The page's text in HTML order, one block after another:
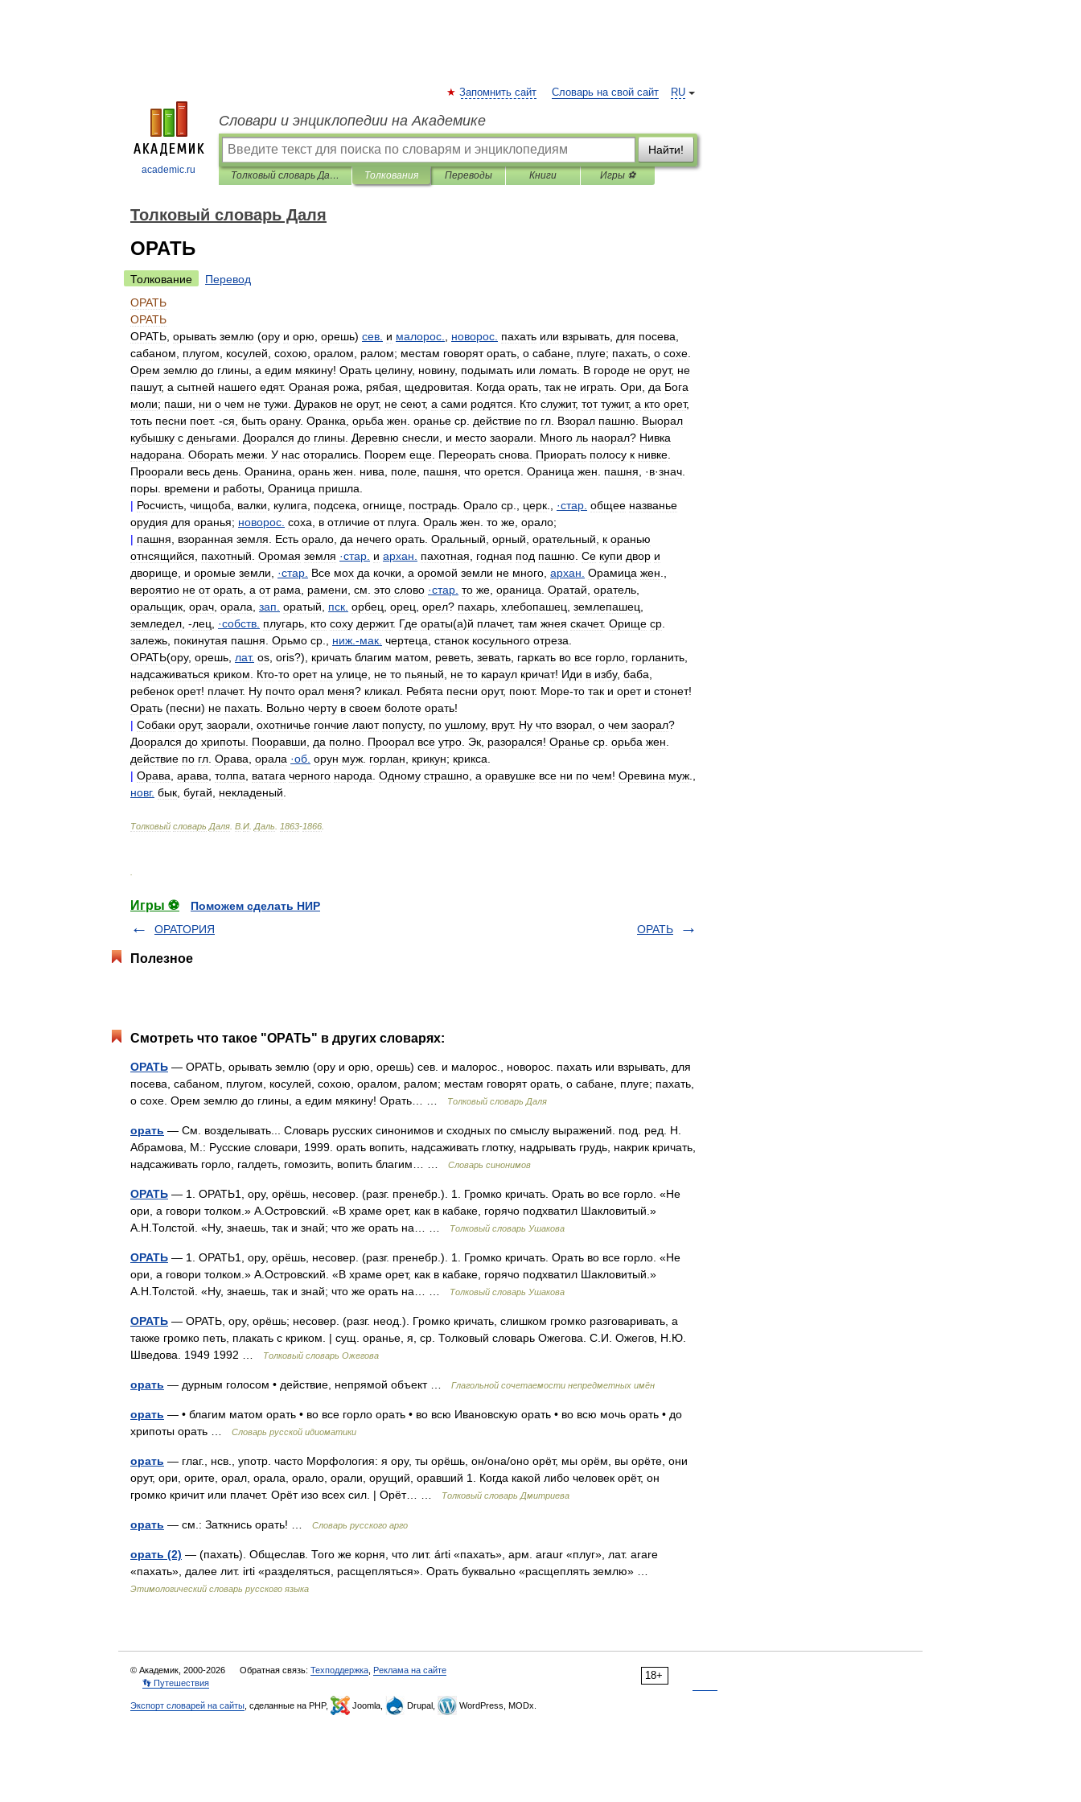
academic.ru
RU
Запомнить сайт Словарь на свой сайт
Словари и энциклопедии на Академике
Найти!
Толковый словарь Даля Толкования Переводы Книги Игры ⚽
Толковый словарь Даля
ОРАТЬ
Толкование
Перевод
ОРАТЬ
ОРАТЬ
ОРАТЬ орывать землю (ору и орю орешь) сев и малорос новорос пахать или взрывать для посева
сабаном
плугом косулей сохою оралом ралом; местам говорят орать о сабане плуге; пахать о сохе
Орем землю до глины а едим мякину! Орать целину, новину, подымать или ломать В городе не орут, не
пашут, а сытней нашего едят. Ораная рожа рябая щедровитая Когда орать так не играть Ори да Бога
моли; паши ни о чем не тужи Дураков не орут, не сеют, а сами родятся Кто служит, тот тужит, а кто орет,
тоть песни поет. -ся быть орану. Оранка орьба жен оранье ср действие по гл Взорал пашню
Выорал
кубышку с деньгами Доорался до глины Деревню снесли и место заорали Много ль наорал? Нивка
надорана Оборать межи У нас оторались Поорем еще Переорать снова Приорать полосу к нивке
Проорали весь день Оранина орань жен нива поле пашня что орется Ораница жен пашня , ·в·знач
поры времени и работы Ораница пришла
| Росчисть чищоба валки кулига подсека огнище пострадь Орало ср церк ·стар общее названье
орудия для оранья; новорос соха в отличие от плуга Ораль жен то же орало;
| пашня взоранная земля Есть орало да нечего орать Оральный орный орательный к оранью
отнсящийся
пахотный Оромая земля ·стар и архан пахотная годная под пашню Се купи двор и
дворище и оромые земли ·стар Все мох да кочки а оромой земли не много архан Орамица жен
вероятио не от орать а от рама рамени см это слово ·стар то же ораница Оратай оратель
оральщик орач орала зап оратый пск орбец орец орел? пахарь хлебопашец землепашец
земледел , -лец ·собств плугарь кто соху держит. Где ораты(а)й плачет, там жнея скачет. Орище ср
залежь покинутая пашня Орьмо ср ниж .-мак чертеца станок косульного отреза
ОРАТЬ(ору, орешь лат. os oris?), кричать благим матом реветь зевать гаркать во все горло горланить
надсаживаться криком Кто-то орет на улице не то пьяный не то караул кричат! Иди в избу, баба
ребенок орет! плачет. Ну почто орал меня? кликал Ребята песни орут, поют. Море-то так и орет и стонет!
Орать (песни) не пахать Вольно черту в своем болоте орать!
| Собаки орут, заорали охотничье гончие лают попусту, по ушлому, врут. Ну что взорал о чем заорал?
Доорался до хрипоты Пооравши да полно Проорал все утро Эк разорался! Оранье ср орьба жен
действие по гл Орава орала ·об орун муж горлан крикун; крикса
| Орава арава толпа ватага черного народа Одному страшно а оравушке все ни по чем! Оревина муж
новг. бык бугай некладеный
Толковый словарь Даля В И Даль 1863-1866
Игры ⚽
Поможем сделать НИР
ОРАТОРИЯ
ОРАТЬ
Полезное
Смотреть что такое "ОРАТЬ" в других словарях:
ОРАТЬ — ОРАТЬ, орывать землю (ору и орю, орешь) сев. и малорос., новорос. пахать или взрывать, для
посева, сабаном, плугом, косулей, сохою, оралом, ралом; местам говорят орать, о сабане, плуге; пахать,
о сохе. Орем землю до глины, а едим мякину! Орать… …
Толковый словарь Даля
орать — См. возделывать... Словарь русских синонимов и сходных по смыслу выражений. под. ред. Н.
Абрамова, М.: Русские словари, 1999. орать вопить, надсаживать глотку, надрывать грудь, накрик кричать,
надсаживать горло, галдеть, гомозить, вопить благим… …
Словарь синонимов
ОРАТЬ — 1. ОРАТЬ1, ору, орёшь, несовер. (разг. пренебр.). 1. Громко кричать. Орать во все горло. «Не
ори, а говори толком.» А.Островский. «В храме орет, как в кабаке, горячо подхватил Шакловитый.»
А.Н.Толстой. «Ну, знаешь, так и знай; что же орать на… …
Толковый словарь Ушакова
ОРАТЬ — 1. ОРАТЬ1, ору, орёшь, несовер. (разг. пренебр.). 1. Громко кричать. Орать во все горло. «Не
ори, а говори толком.» А.Островский. «В храме орет, как в кабаке, горячо подхватил Шакловитый.»
А.Н.Толстой. «Ну, знаешь, так и знай; что же орать на… …
Толковый словарь Ушакова
ОРАТЬ — ОРАТЬ, ору, орёшь; несовер. (разг. неод.). Громко кричать, слишком громко разговаривать, а
также громко петь, плакать с криком. | сущ. оранье, я, ср. Толковый словарь Ожегова. С.И. Ожегов, Н.Ю.
Шведова. 1949 1992 …
Толковый словарь Ожегова
орать — дурным голосом • действие, непрямой объект … Глагольной сочетаемости непредметных имён
орать — • благим матом орать • во все горло орать • во всю Ивановскую орать • во всю мочь орать • до
хрипоты орать …
Словарь русской идиоматики
орать — глаг., нсв., употр. часто Морфология: я ору, ты орёшь, он/она/оно орёт, мы орём, вы орёте, они
орут, ори, орите, орал, орала, орало, орали, орущий, оравший 1. Когда какой либо человек орёт, он
громко кричит или плачет. Орёт изо всех сил. | Орёт… …
Толковый словарь Дмитриева
орать — см.: Заткнись орать! … Словарь русского арго
орать (2) — (пахать). Общеслав. Того же корня, что лит. árti «пахать», арм. araur «плуг», лат. arare
«пахать», далее лит. irti «разделяться, расщепляться». Орать буквально «расщеплять землю» …
Этимологический словарь русского языка
18+
© Академик, 2000-2026 Обратная связь: Техподдержка Реклама на сайте
👣 Путешествия
Экспорт словарей на сайты , сделанные на PHP, Joomla, Drupal, WordPress, MODx.